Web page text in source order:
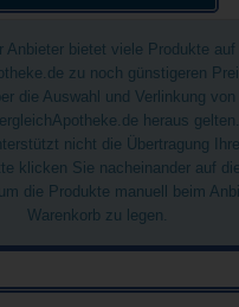
Anbieter bietet viele Produkte auf
zu noch günstigeren
die Auswahl und Verlinkung von
heraus gelten.
nicht die Übertragung
klicken Sie nacheinander auf
die Produkte manuell beim
Warenkorb zu legen.